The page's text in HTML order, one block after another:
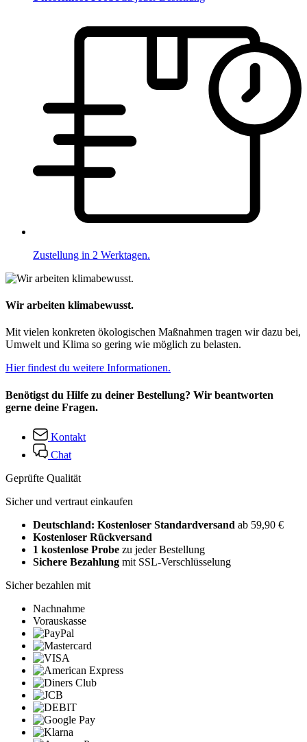
Zustellung in 2 Werktagen.
Wir arbeiten klimabewusst.
Mit vielen konkreten ökologischen Maßnahmen tragen wir dazu bei,
Umwelt und Klima so gering wie möglich zu belasten.
Hier findest du weitere Informationen.
Benötigst du Hilfe zu deiner Bestellung? Wir beantworten
gerne deine Fragen.
Kontakt
Chat
Geprüfte Qualität
Sicher und vertraut einkaufen
Deutschland: Kostenloser Standardversand ab 59,90 €
Kostenloser Rückversand
1 kostenlose Probe zu jeder Bestellung
Sichere Bezahlung mit SSL-Verschlüsselung
Sicher bezahlen mit
Nachnahme
Vorauskasse